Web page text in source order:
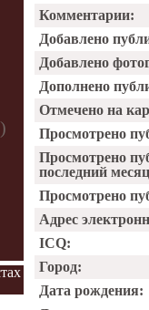
Комментарии:
Добавлено
Добавлено
Дополнено
Отмечено на
Просмотрено
Просмотрено
последний
Просмотрено
Адрес
ICQ:
Город:
Дата рождения: